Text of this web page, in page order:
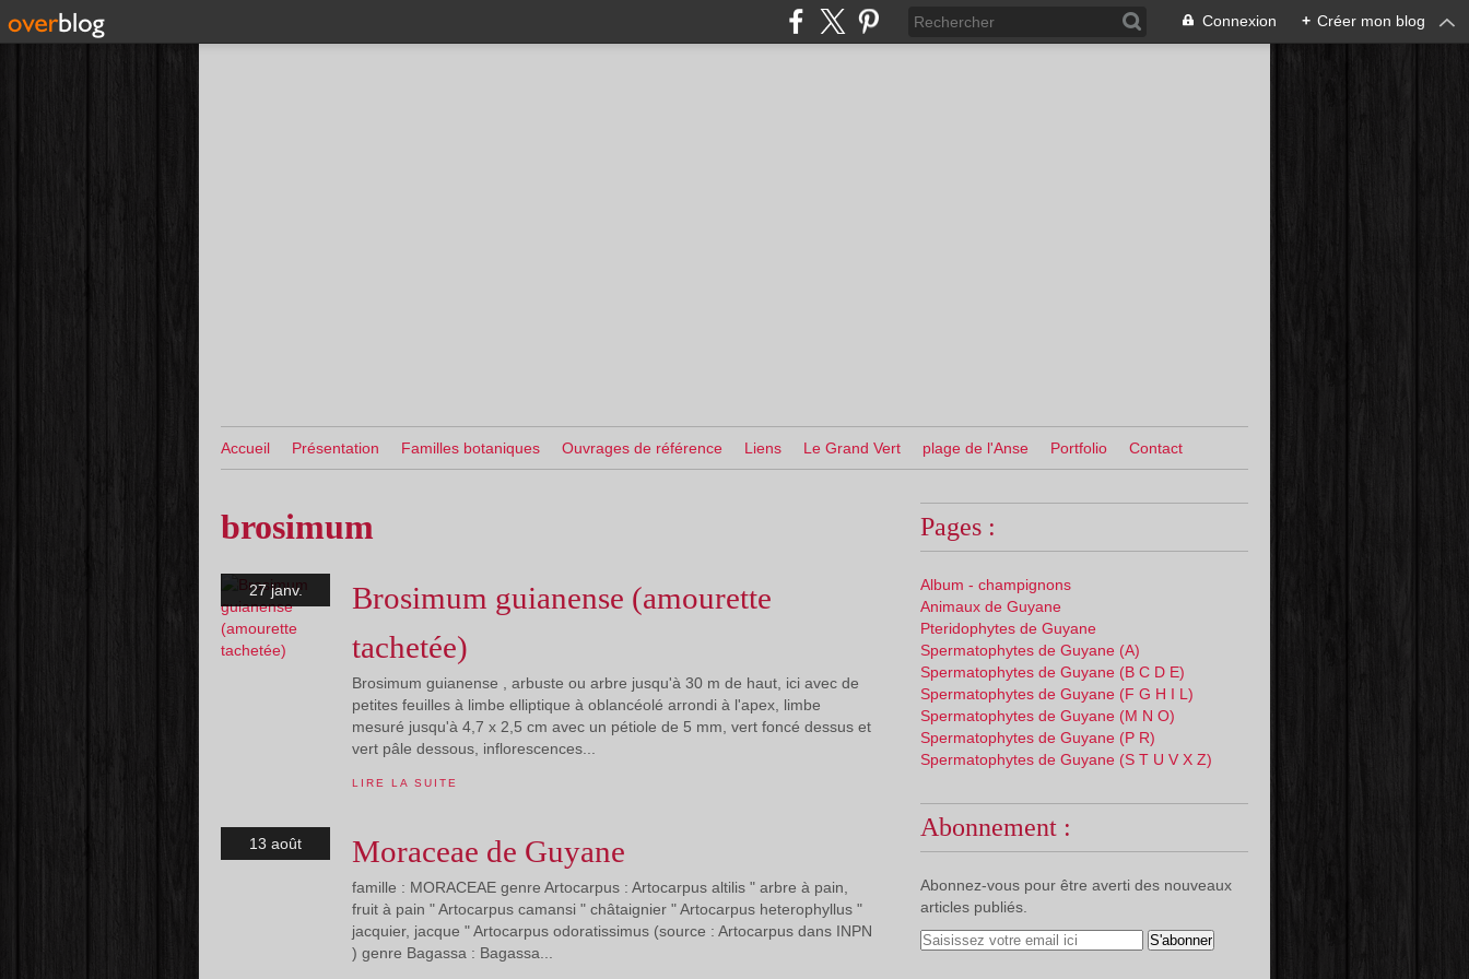
Connexion + Créer mon blog
Accueil Présentation Familles botaniques Ouvrages de référence Liens Le Grand Vert plage de l'Anse Portfolio Contact
brosimum
27 janv.
Brosimum guianense (amourette
tachetée)
Brosimum guianense , arbuste ou arbre jusqu'à 30 m de haut, ici avec de
petites feuilles à limbe elliptique à oblancéolé arrondi à l'apex, limbe
mesuré jusqu'à 4,7 x 2,5 cm avec un pétiole de 5 mm, vert foncé dessus et
vert pâle dessous, inflorescences...
LIRE LA SUITE
13 août Moraceae de Guyane
famille : MORACEAE genre Artocarpus : Artocarpus altilis " arbre à pain,
fruit à pain " Artocarpus camansi " châtaignier " Artocarpus heterophyllus "
jacquier, jacque " Artocarpus odoratissimus (source : Artocarpus dans INPN
) genre Bagassa : Bagassa...
Pages :
Album - champignons
Animaux de Guyane
Pteridophytes de Guyane
Spermatophytes de Guyane (A)
Spermatophytes de Guyane (B C D E)
Spermatophytes de Guyane (F G H I L)
Spermatophytes de Guyane (M N O)
Spermatophytes de Guyane (P R)
Spermatophytes de Guyane (S T U V X Z)
Abonnement :
Abonnez-vous pour être averti des nouveaux
articles publiés.